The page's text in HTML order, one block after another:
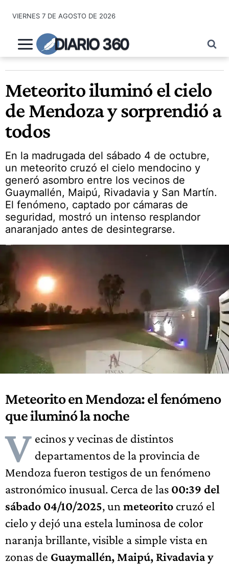
contenido
VIERNES 7 DE AGOSTO DE 2026
DIARIO 360
Meteorito iluminó el cielo
de Mendoza y sorprendió a
todos
En la madrugada del sábado 4 de octubre,
un meteorito cruzó el cielo mendocino y
generó asombro entre los vecinos de
Guaymallén, Maipú, Rivadavia y San Martín.
El fenómeno, captado por cámaras de
seguridad, mostró un intenso resplandor
anaranjado antes de desintegrarse.
Meteorito en Mendoza: el fenómeno
que iluminó la noche
V ecinos y vecinas de distintos
departamentos de la provincia de
Mendoza fueron testigos de un fenómeno
astronómico inusual. Cerca de las 00:39 del
sábado 04/10/2025, un meteorito cruzó el
cielo y dejó una estela luminosa de color
naranja brillante, visible a simple vista en
zonas de Guaymallén, Maipú, Rivadavia y